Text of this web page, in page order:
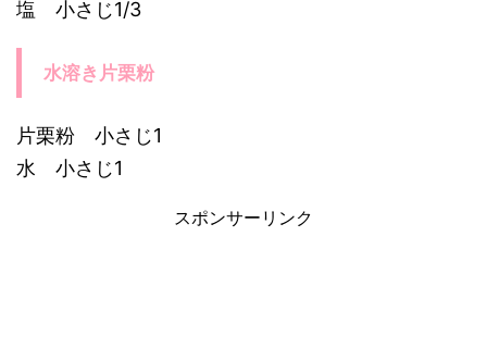
塩 小さじ1/3
水溶き片栗粉
片栗粉 小さじ1
水 小さじ1
スポンサーリンク